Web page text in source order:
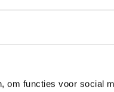
om functies voor social